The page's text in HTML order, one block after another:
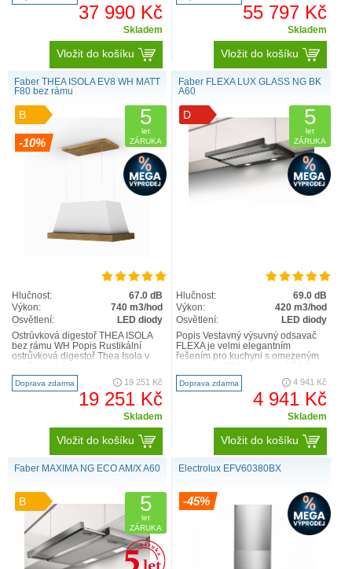
37 990 Kč
Skladem
Vložit do košíku
55 797 Kč
Skladem
Vložit do košíku
Faber THEA ISOLA EV8 WH MATT
F80 bez rámu
B
-10%
5
let
ZÁRUKA
Hlučnost:
67.0 dB
Výkon:
740 m3/hod
Osvětlení:
LED diody
Ostrůvková digestoř THEA ISOLA
bez rámu WH Popis Rustikální
ostrůvková digestoř Thea Isola v
moderním designem a nab..
Doprava zdarma 19 251 Kč
19 251 Kč
Skladem
Vložit do košíku
Faber FLEXA LUX GLASS NG BK
A60
D 5
let
ZÁRUKA
Hlučnost:
69.0 dB
Výkon:
420 m3/hod
Osvětlení:
LED diody
Popis Vestavný výsuvný odsavač
FLEXA je velmi elegantním
řešením pro kuchyni s omezeným
odsavače vám navíc umožní vy..
Doprava zdarma 4 941 Kč
4 941 Kč
Skladem
Vložit do košíku
Faber MAXIMA NG ECO AM/X A60
B 5
let
ZÁRUKA
Electrolux EFV60380BX
-45%